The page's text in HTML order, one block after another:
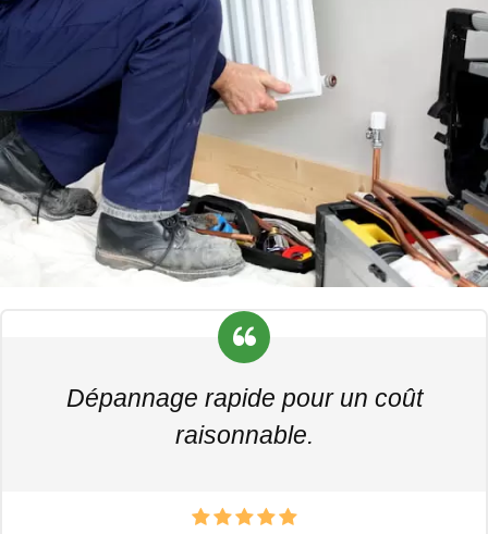
Dépannage rapide pour un coût
raisonnable.